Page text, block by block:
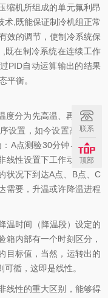
缩机所组成的单元氟利昂
术,既能保证制冷机组正常
效的调节，使制冷系统保
既在制冷系统在连续工作
PID自动运算输出的结果
平衡。
分为先高温、再低温，
设置，如今设置高温为A
A点测验30分钟→转向B
性设置下工作动作状况
状况下到达A点、B点、C
需要，升温或许降温进程
温时间（降温段）设定的
箱内部有一个时刻区分，
目标值，当然，运转出的
循，这即是线性。
线性的重大区别，能够得
联系
顶部